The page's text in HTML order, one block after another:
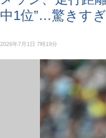
中1位”…驚きす
2026年7月1日 7時19分